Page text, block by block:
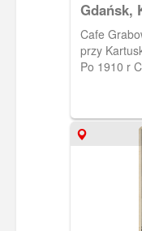
Gdańsk,
Cafe
przy
Po 1910 r